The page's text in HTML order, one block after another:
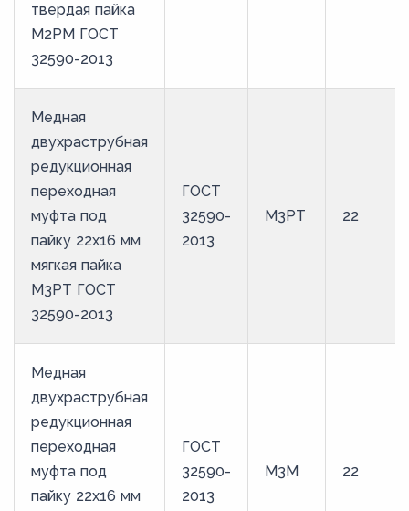
твердая пайка
М2РМ ГОСТ
32590-2013
Медная
двухраструбная
редукционная
переходная
муфта под
пайку 22х16 мм
мягкая пайка
М3РТ ГОСТ
32590-2013
ГОСТ
32590-
2013
М3РТ 22
Медная
двухраструбная
редукционная
переходная
муфта под
пайку 22х16 мм
ГОСТ
32590-
2013
М3М 22